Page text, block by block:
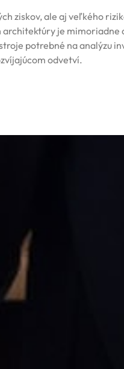
ziskov, ale aj veľkého
je
potrebné na analýzu
odvetví.